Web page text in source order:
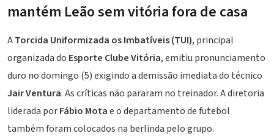
mantém Leão sem vitória fora de casa
ATorcida Uniformizada os Imbatíveis (TUI), principal
organizada do Esporte Clube Vitória, emitiu pronunciamento
duro no domingo (5) exigindo a demissão imediata do técnico
Jair Ventura. As críticas não pararam no treinador. A diretoria
liderada porFábio Motae o departamento de futebol
também foram colocados na berlinda pelo grupo.